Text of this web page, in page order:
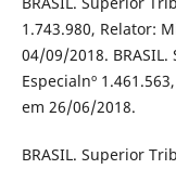
1.743.980, Relator:
04/09/2018.
Especialnº
em 26/06/2018.
BRASIL. Superior